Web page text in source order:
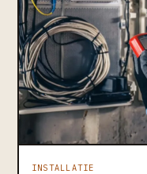
INSTALLATIE